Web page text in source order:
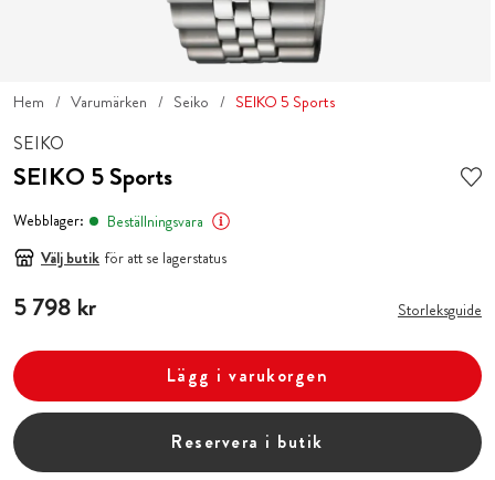
Hem Varumärken Seiko SEIKO 5 Sports
SEIKO
SEIKO 5 Sports
Webblager:
Beställningsvara
Välj butik för att se lagerstatus
Pris:5 798 kr
5 798 kr Storleksguide
Lägg i varukorgen
Reservera i butik